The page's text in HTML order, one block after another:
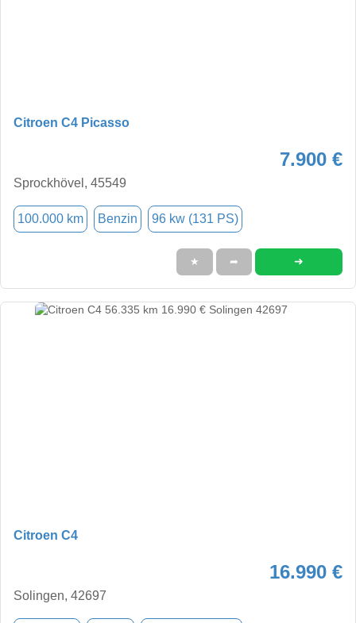
Citroen C4 Picasso
7.900 €
Sprockhövel, 45549
100.000 km Benzin 96 kw (131 PS)
★ ➦ ➜
Citroen C4
16.990 €
Solingen, 42697